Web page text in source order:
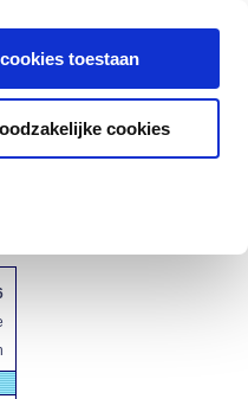
toestaan
cookies